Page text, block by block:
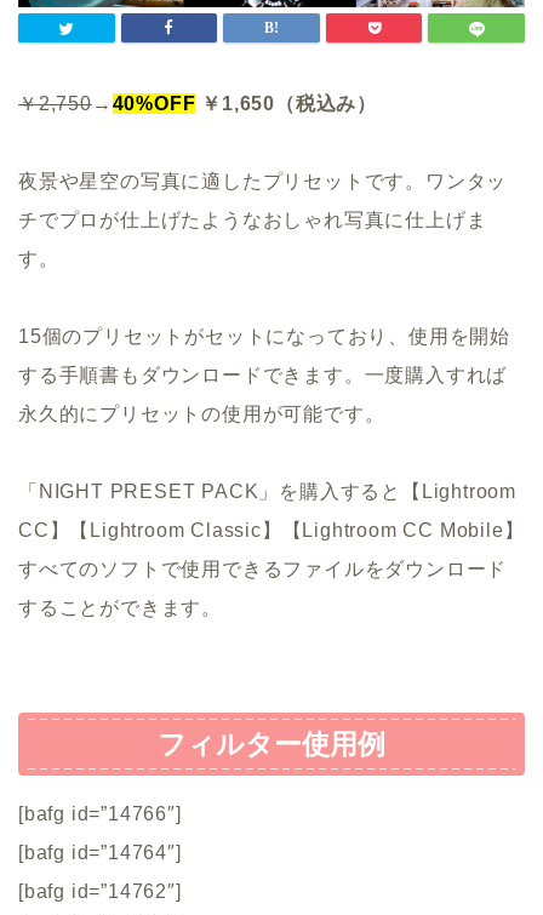
￥2,750→ 40%OFF ￥1,650（税込み）
夜景や星空の写真に適したプリセットです。ワンタッ
チでプロが仕上げたようなおしゃれ写真に仕上げま
す。
15個のプリセットがセットになっており、使用を開始
する手順書もダウンロードできます。一度購入すれば
永久的にプリセットの使用が可能です。
「NIGHT PRESET PACK」を購入すると【Lightroom
CC】【Lightroom Classic】【Lightroom CC Mobile】
すべてのソフトで使用できるファイルをダウンロード
することができます。
フィルター使用例
[bafg id=”14766″]
[bafg id=”14764″]
[bafg id=”14762″]